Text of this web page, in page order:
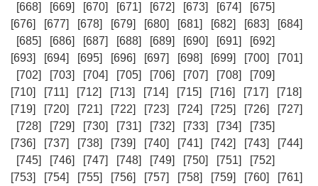
[668]
[669] [670] [671] [672] [673] [674]
[675]
[676]
[677] [678] [679] [680] [681] [682] [683]
[684]
[685]
[686] [687] [688] [689] [690] [691]
[692]
[693]
[694] [695] [696] [697] [698] [699] [700]
[701]
[702]
[703] [704] [705] [706] [707] [708]
[709]
[710]
[711] [712] [713] [714] [715] [716] [717]
[718]
[719]
[720] [721] [722] [723] [724] [725] [726]
[727]
[728]
[729] [730] [731] [732] [733] [734]
[735]
[736]
[737] [738] [739] [740] [741] [742] [743]
[744]
[745]
[746] [747] [748] [749] [750] [751]
[752]
[753]
[754] [755] [756] [757] [758] [759] [760]
[761]